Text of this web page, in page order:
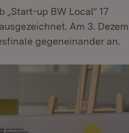
up BW Local“ 17
Am 3.
gegeneinander an.